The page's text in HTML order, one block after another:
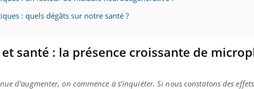
: quels dégâts sur notre santé ?
santé : la présence croissante de
d’augmenter, on commence à s’inquiéter. Si nous constatons des